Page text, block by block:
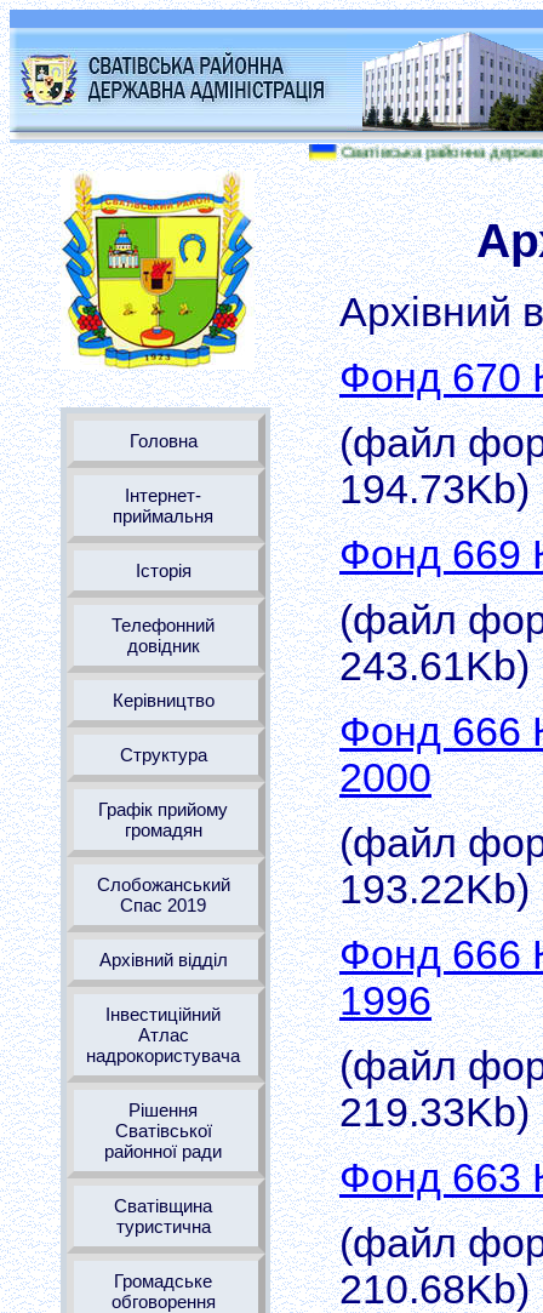
Сватівська районна державна
Головна
Інтернет-
приймальня
Історія
Телефонний
довідник
Керівництво
Структура
Графік прийому
громадян
Слобожанський
Спас 2019
Архівний відділ
Інвестиційний
Атлас
надрокористувача
Рішення
Сватівської
районної ради
Сватівщина
туристична
Громадське
обговорення
Архівний
Фонд 670
(файл
194.73Kb)
Фонд 669
(файл
243.61Kb)
Фонд 666
2000
(файл
193.22Kb)
Фонд 666
1996
(файл
219.33Kb)
Фонд 663
(файл
210.68Kb)